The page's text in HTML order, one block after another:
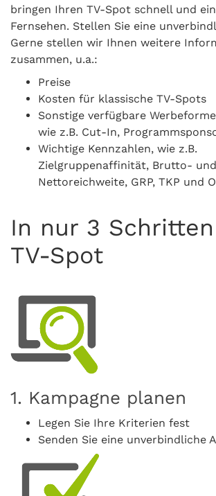
bringen Ihren TV-Spot schnell und
Fernsehen. Stellen Sie eine
Gerne stellen wir Ihnen weitere
zusammen, u.a.:
Preise
Kosten für klassische TV-Spots
Sonstige verfügbare
wie z.B. Cut-In,
Wichtige Kennzahlen, wie z.B.
Zielgruppenaffinität, Brutto- und
Nettoreichweite, GRP, TKP und
In nur 3
TV-Spot
1. Kampagne planen
Legen Sie Ihre Kriterien fest
Senden Sie eine unverbindliche